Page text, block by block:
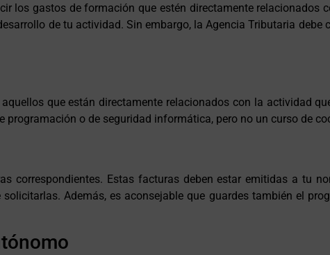
los gastos de formación que estén directamente relacionados
de tu actividad. Sin embargo, la Agencia Tributaria debe
que están directamente relacionados con la actividad
o de seguridad informática, pero no un curso de
correspondientes. Estas facturas deben estar emitidas a tu
Además, es aconsejable que guardes también el